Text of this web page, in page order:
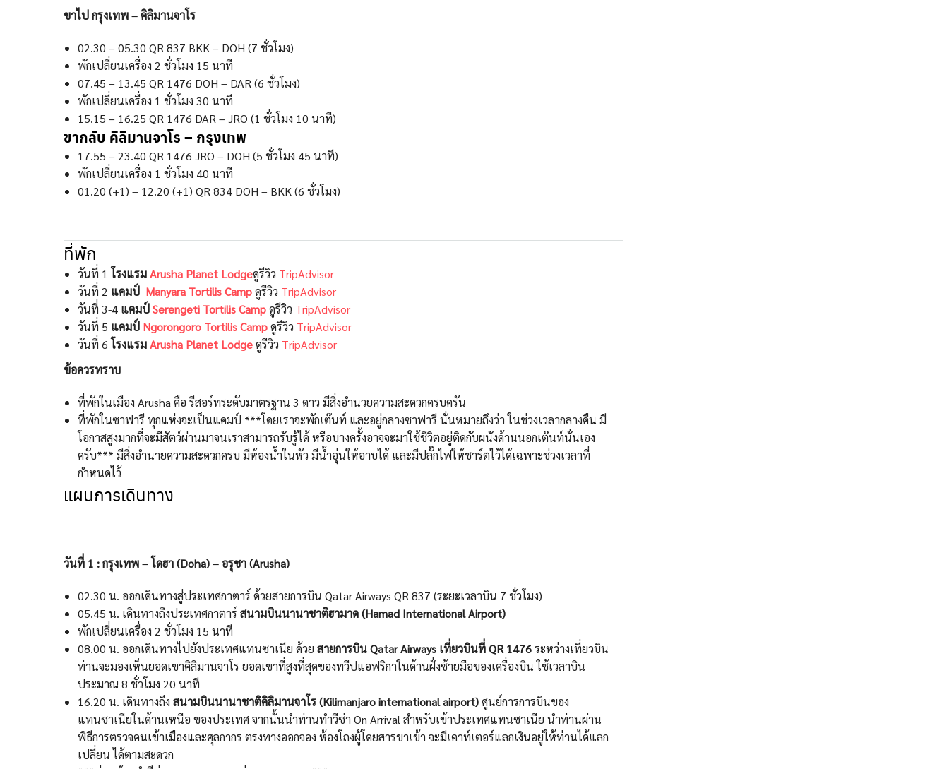
ขาไป กรุงเทพ – คิลิมานจาโร
02.30 – 05.30 QR 837 BKK – DOH (7 ชั่วโมง)
พักเปลี่ยนเครื่อง 2 ชั่วโมง 15 นาที
07.45 – 13.45 QR 1476 DOH – DAR (6 ชั่วโมง)
พักเปลี่ยนเครื่อง 1 ชั่วโมง 30 นาที
15.15 – 16.25 QR 1476 DAR – JRO (1 ชั่วโมง 10 นาที)
ขากลับ คิลิมานจาโร – กรุงเทพ
17.55 – 23.40 QR 1476 JRO – DOH (5 ชั่วโมง 45 นาที)
พักเปลี่ยนเครื่อง 1 ชั่วโมง 40 นาที
01.20 (+1) – 12.20 (+1) QR 834 DOH – BKK (6 ชั่วโมง)
ที่พัก
วันที่ 1โรงแรมArusha Planet Lodgeดูรีวิว TripAdvisor
วันที่ 2 แคมป์ Manyara Tortilis Campดูรีวิว TripAdvisor
วันที่ 3-4 แคมป์Serengeti Tortilis Campดูรีวิว TripAdvisor
วันที่ 5 แคมป์ Ngorongoro Tortilis Campดูรีวิว TripAdvisor
วันที่ 6โรงแรมArusha Planet Lodgeดูรีวิว TripAdvisor
ข้อควรทราบ
ที่พักในเมือง Arusha คือ รีสอร์ทระดับมาตรฐาน 3 ดาว มีสิ่งอำนวยความสะดวกครบครัน
ที่พักในซาฟารี ทุกแห่งจะเป็นแคมป์ ***โดยเราจะพักเต๊นท์ และอยู่กลางซาฟารี นั่นหมายถึงว่า ในช่วงเวลากลางคืน มี
โอกาสสูงมากที่จะมีสัตว์ผ่านมาจนเราสามารถรับรู้ได้ หรือบางครั้งอาจจะมาใช้ชีวิตอยู่ติดกับผนังด้านนอกเต๊นท์นั่นเอง
ครับ*** มีสิ่งอำนายความสะดวกครบ มีห้องน้ำในหัว มีน้ำอุ่นให้อาบได้ และมีปลั๊กไฟให้ชาร์ตไว้ได้เฉพาะช่วงเวลาที่
กำหนดไว้
แผนการเดินทาง
วันที่ 1 : กรุงเทพ – โดฮา (Doha) – อรุชา (Arusha)
02.30 น. ออกเดินทางสู่ประเทศกาตาร์ ด้วยสายการบิน Qatar Airways QR 837 (ระยะเวลาบิน 7 ชั่วโมง)
05.45 น. เดินทางถึงประเทศกาตาร์ สนามบินนานาชาติฮามาด (Hamad International Airport)
พักเปลี่ยนเครื่อง 2 ชั่วโมง 15 นาที
08.00 น. ออกเดินทางไปยังประเทศแทนซาเนีย ด้วย สายการบิน Qatar Airways เที่ยวบินที่ QR 1476ระหว่างเที่ยวบิน
ท่านจะมองเห็นยอดเขาคิลิมานจาโร ยอดเขาที่สูงที่สุดของทวีปแอฟริกาในด้านฝั่งซ้ายมือของเครื่องบิน ใช้เวลาบิน
ประมาณ 8 ชั่วโมง 20 นาที
16.20 น. เดินทางถึง สนามบินนานาชาติคิลิมานจาโร (Kilimanjaro international airport)ศูนย์การการบินของ
แทนซาเนียในด้านเหนือ ของประเทศ จากนั้นนําท่านทําวีซ่า On Arrival สําหรับเข้าประเทศแทนซาเนีย นำท่านผ่าน
พิธีการตรวจคนเข้าเมืองและศุลกากร ตรงทางออกจอง ห้องโถงผู้โดยสารขาเข้า จะมีเคาท์เตอร์แลกเงินอยู่ให้ท่านได้แลก
เปลี่ยน ได้ตามสะดวก